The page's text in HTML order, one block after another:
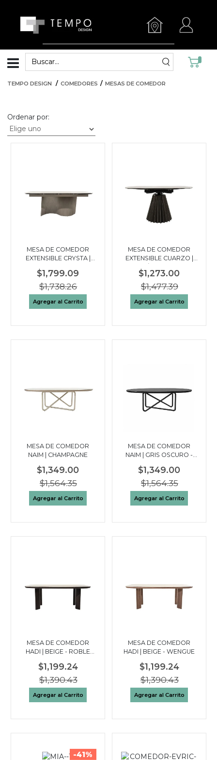
TEMPO DESIGN COMEDORES MESAS DE COMEDOR
Ordenar por:
MESA DE COMEDOR
EXTENSIBLE CRYSTA |
GRIS - KHAKI
$1,799.09
$1,738.26
Agregar al Carrito
MESA DE COMEDOR
EXTENSIBLE CUARZO |
CERÁMICA - GRIS
$1,273.00
$1,477.39
Agregar al Carrito
MESA DE COMEDOR
NAIM | CHAMPAGNE
$1,349.00
$1,564.35
Agregar al Carrito
MESA DE COMEDOR
NAIM | GRIS OSCURO -
$1,349.00
$1,564.35
Agregar al Carrito
MESA DE COMEDOR
HADI | BEIGE - ROBLE
$1,199.24
$1,390.43
Agregar al Carrito
MESA DE COMEDOR
HADI | BEIGE - WENGUE
$1,199.24
$1,390.43
Agregar al Carrito
-41%